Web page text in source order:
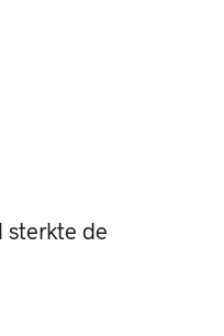
sterkte de